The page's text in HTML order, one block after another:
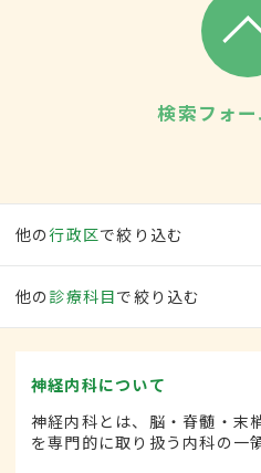
検索フォ
他の行政区で絞り込む
他の 診療科目で絞り込む
神経内科について
神経内科とは、脳・脊髄・末
を専門的に取り扱う内科の一